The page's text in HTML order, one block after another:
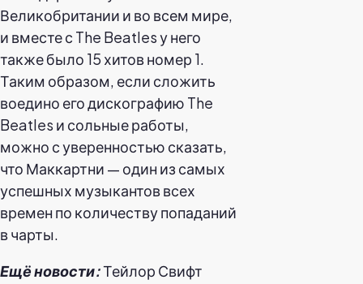
Великобритании и во всем мире,
и вместе с The Beatles у него
также было 15 хитов номер 1.
Таким образом, если сложить
воедино его дискографию The
Beatles и сольные работы,
можно с уверенностью сказать,
что Маккартни — один из самых
успешных музыкантов всех
времен по количеству попаданий
в чарты.
Ещё новости:Тейлор Свифт